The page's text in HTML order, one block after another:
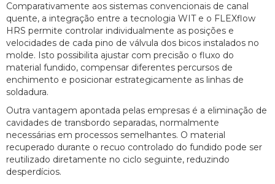
Comparativamente aos sistemas convencionais de canal
quente, a integração entre a tecnologia WIT e o FLEXflow
HRS permite controlar individualmente as posições e
velocidades de cada pino de válvula dos bicos instalados no
molde. Isto possibilita ajustar com precisão o fluxo do
material fundido, compensar diferentes percursos de
enchimento e posicionar estrategicamente as linhas de
soldadura.
Outra vantagem apontada pelas empresas é a eliminação de
cavidades de transbordo separadas, normalmente
necessárias em processos semelhantes. O material
recuperado durante o recuo controlado do fundido pode ser
reutilizado diretamente no ciclo seguinte, reduzindo
desperdícios.